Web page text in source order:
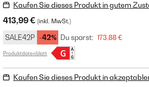
Kaufen Sie dieses Produkt in gutem
413,99 € (inkl. MwSt.)
SALE42P -42% Du sparst: 173,88 €
Produktdatenblatt
Kaufen Sie dieses Produkt in